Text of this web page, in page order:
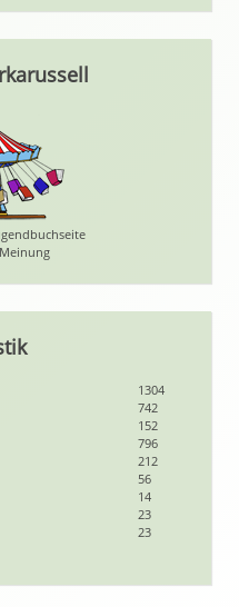
1304
742
152
796
212
56
14
23
23